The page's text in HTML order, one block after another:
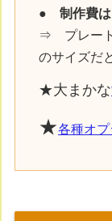
●制作費
⇒ プレート
のサイズだ
★大まかな
★各種オ